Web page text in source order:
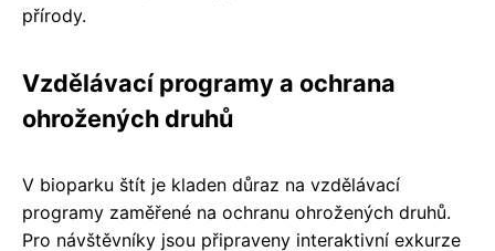
přírody.
Vzdělávací programy a ochrana
ohrožených druhů
V bioparku štít je kladen důraz na vzdělávací
programy zaměřené na ochranu ohrožených druhů.
Pro návštěvníky jsou připraveny interaktivní exkurze